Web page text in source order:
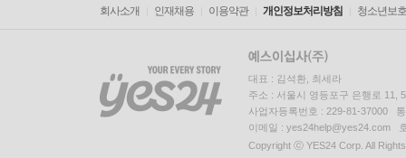
회사소개 인재채용 이용약관 개인정보처리방침 청소년보
대표 : 김석환, 최세라
주소 : 서울시 영등포구 은행로 11,
사업자등록번호 : 229-81-37000
이메일 : yes24help@yes24.com
Copyright ⓒ YES24 Corp. All